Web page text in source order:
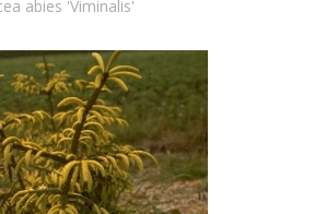
abies 'Viminalis'